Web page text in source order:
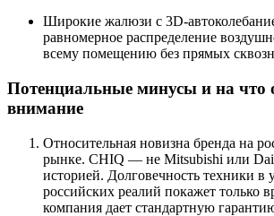
Широкие жалюзи с 3D-
равномерное распределение
всему помещению без прямых
Потенциальные минусы и на что
внимание
Относительная новизна бренда на
рынке. CHIQ — не Mitsubishi или
историей. Долговечность техники в
российских реалий покажет только
компания дает стандартную